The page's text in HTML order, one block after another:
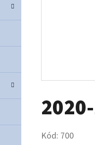
Kód: 700